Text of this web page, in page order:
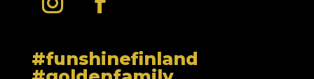
#funshinefinland